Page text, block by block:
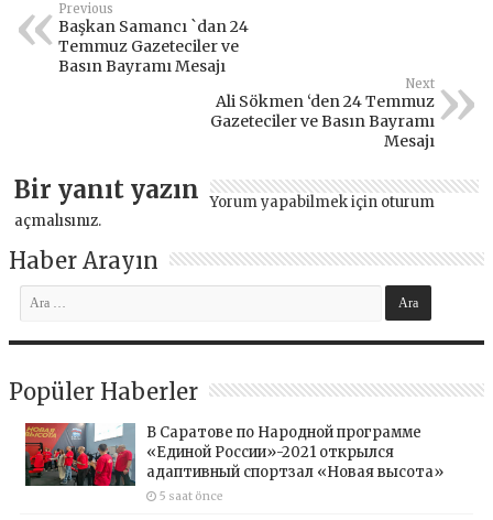
Previous
Başkan Samancı `dan 24
Temmuz Gazeteciler ve
Basın Bayramı Mesajı
Next
Ali Sökmen ‘den 24 Temmuz
Gazeteciler ve Basın Bayramı
Mesajı
Bir yanıt yazın Yorum yapabilmek için oturum
açmalısınız.
Haber Arayın
Popüler Haberler
В Саратове по Народной программе
«Единой России»-2021 открылся
адаптивный спортзал «Новая высота»
5 saat önce